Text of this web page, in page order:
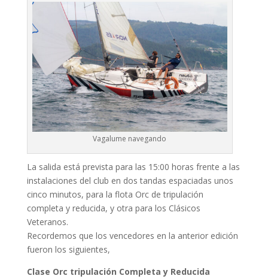
Vagalume navegando
La salida está prevista para las 15:00 horas frente a las
instalaciones del club en dos tandas espaciadas unos
cinco minutos, para la flota Orc de tripulación
completa y reducida, y otra para los Clásicos
Veteranos.
Recordemos que los vencedores en la anterior edición
fueron los siguientes,
Clase Orc tripulación Completa y Reducida